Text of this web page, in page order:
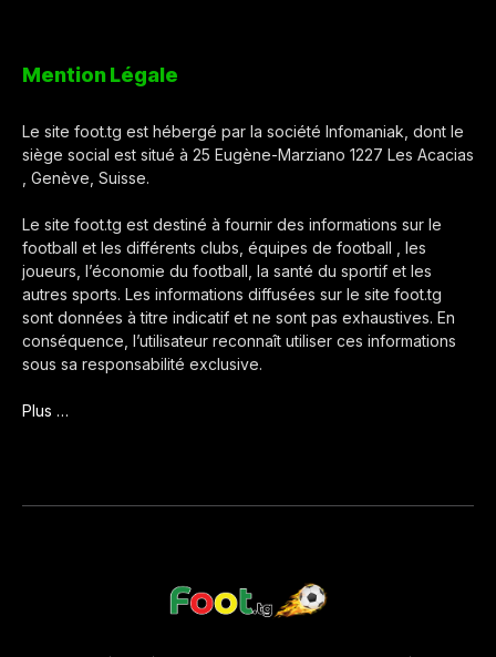
Mention Légale
Le site foot.tg est hébergé par la société Infomaniak, dont le
siège social est situé à 25 Eugène-Marziano 1227 Les Acacias
, Genève, Suisse.
Le site foot.tg est destiné à fournir des informations sur le
football et les différents clubs, équipes de football , les
joueurs, l’économie du football, la santé du sportif et les
autres sports. Les informations diffusées sur le site foot.tg
sont données à titre indicatif et ne sont pas exhaustives. En
conséquence, l’utilisateur reconnaît utiliser ces informations
sous sa responsabilité exclusive.
Plus …